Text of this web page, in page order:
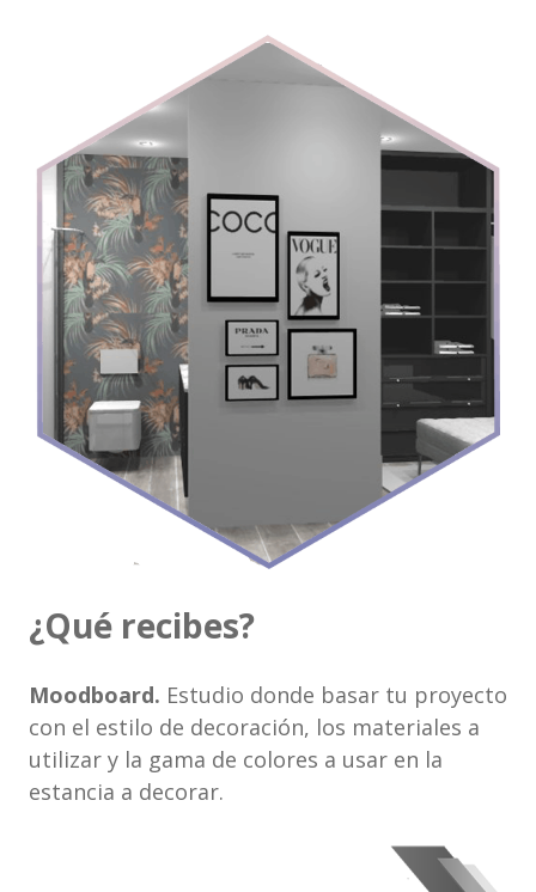
¿Qué recibes?
Moodboard. Estudio donde basar tu proyecto
con el estilo de decoración, los materiales a
utilizar y la gama de colores a usar en la
estancia a decorar.